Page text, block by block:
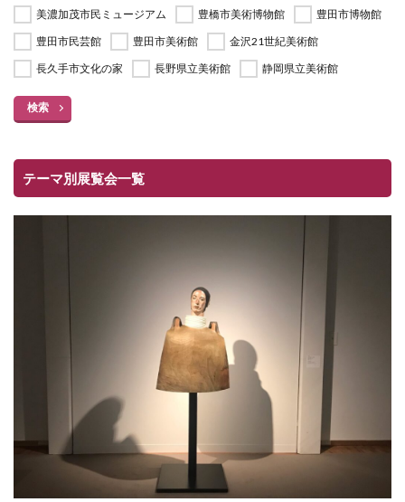
美濃加茂市民ミュージアム
豊橋市美術博物館
豊田市博物館
豊田市民芸館
豊田市美術館
金沢21世紀美術館
長久手市文化の家
長野県立美術館 静岡県立美術館
検索
テーマ別展覧会一覧